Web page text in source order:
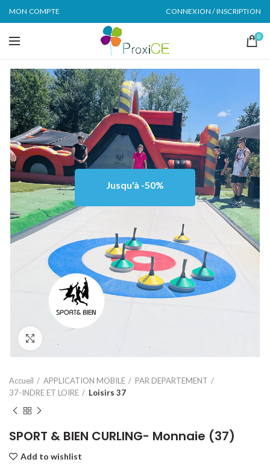
MON COMPTE CONNEXION / INSCRIPTION
0
Jusqu'à -50%
Accueil APPLICATION MOBILE
PAR DEPARTEMENT
37-INDRE ET LOIRE
Loisirs 37
SPORT & BIEN CURLING- Monnaie (37)
Add to wishlist